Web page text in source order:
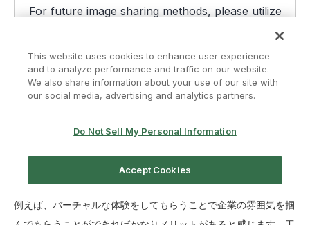
例えば、バーチャルな体験をしてもらうことで企業の雰囲気を掴